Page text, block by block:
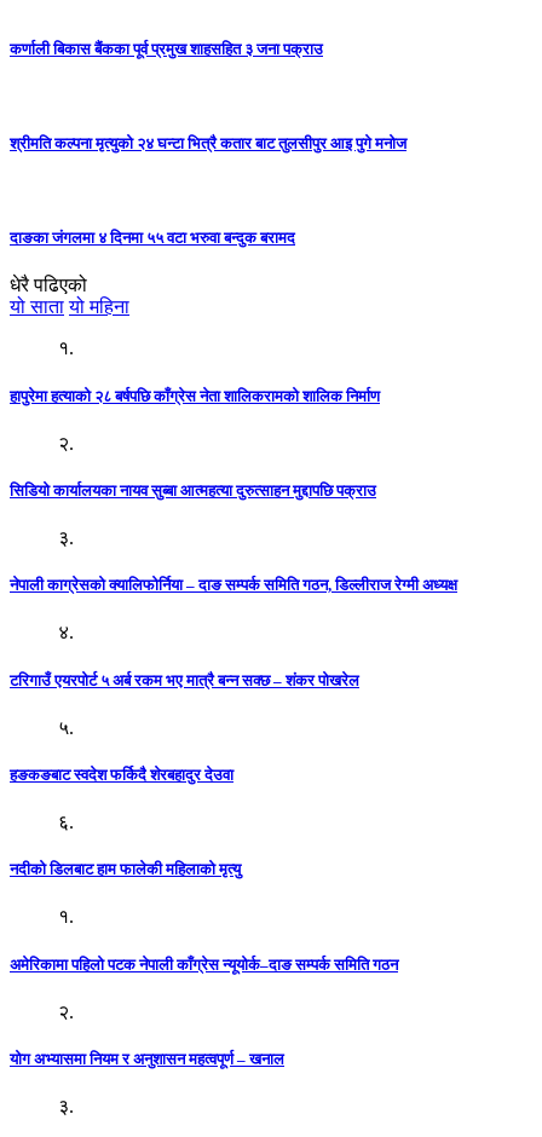
कर्णाली बिकास बैंकका पूर्व प्रमुख शाहसहित ३ जना पक्राउ
श्रीमति कल्पना मृत्युको २४ घन्टा भित्रै कतार बाट तुलसीपुर आइ पुगे मनोज
दाङका जंगलमा ४ दिनमा ५५ वटा भरुवा बन्दुक बरामद
धेरै पढिएको
यो साता यो महिना
१.
हापुरेमा हत्याको २८ बर्षपछि काँग्रेस नेता शालिकरामको शालिक निर्माण
२.
सिडियो कार्यालयका नायव सुब्बा आत्महत्या दुरुत्साहन मुद्दापछि पक्राउ
३.
नेपाली काग्रेसको क्यालिफोर्निया – दाङ सम्पर्क समिति गठन, डिल्लीराज रेग्मी अध्यक्ष
४.
टरिगाउँ एयरपोर्ट ५ अर्ब रकम भए मात्रै बन्न सक्छ – शंकर पोखरेल
५.
हङकङबाट स्वदेश फर्किदै शेरबहादुर देउवा
६.
नदीको डिलबाट हाम फालेकी महिलाको मृत्यु
१.
अमेरिकामा पहिलो पटक नेपाली काँग्रेस न्यूयोर्क–दाङ सम्पर्क समिति गठन
२.
योग अभ्यासमा नियम र अनुशासन महत्वपूर्ण – खनाल
३.